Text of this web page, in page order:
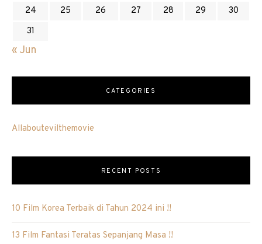
24
25 26 27 28 29
30
31
« Jun
CATEGORIES
Allaboutevilthemovie
RECENT POSTS
10 Film Korea Terbaik di Tahun 2024 ini !!
13 Film Fantasi Teratas Sepanjang Masa !!